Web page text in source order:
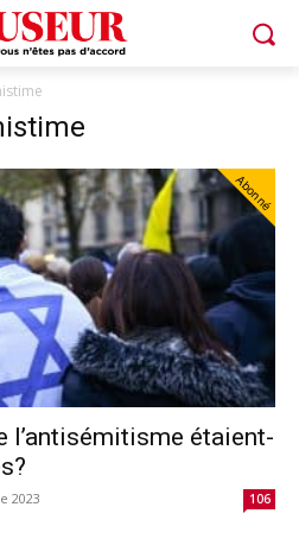
Abonné
l’antisémitisme étaient-
2023 106